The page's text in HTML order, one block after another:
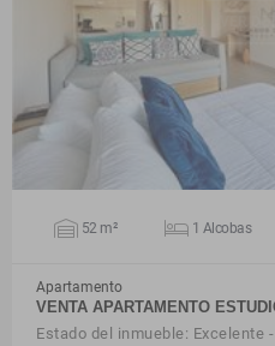
VER
52 m² 1 Alcobas
Apartamento
VENTA APARTAMENTO
Estado del inmueble: Excelente -